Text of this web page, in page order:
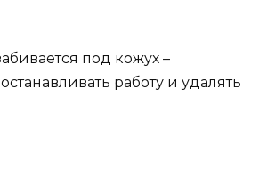
под кожух –
работу и удалять